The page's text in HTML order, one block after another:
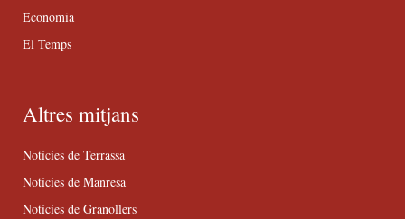
Economia
El Temps
Altres mitjans
Notícies de Terrassa
Notícies de Manresa
Notícies de Granollers